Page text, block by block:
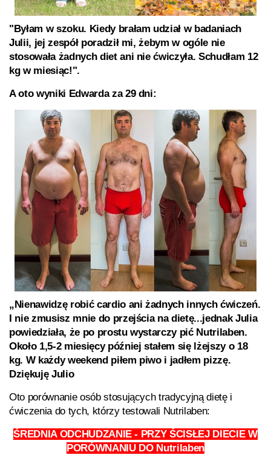
"Byłam w szoku. Kiedy brałam udział w badaniach
Julii, jej zespół poradził mi, żebym w ogóle nie
stosowała żadnych diet ani nie ćwiczyła. Schudłam 12
kg w miesiąc!".
A oto wyniki Edwarda za 29 dni:
„Nienawidzę robić cardio ani żadnych innych ćwiczeń.
I nie zmusisz mnie do przejścia na dietę...jednak Julia
powiedziała, że po prostu wystarczy pić Nutrilaben.
Około 1,5-2 miesięcy później stałem się lżejszy o 18
kg. W każdy weekend piłem piwo i jadłem pizzę.
Dziękuję Julio
Oto porównanie osób stosujących tradycyjną dietę i
ćwiczenia do tych, którzy testowali Nutrilaben:
ŚREDNIA ODCHUDZANIE - PRZY ŚCISŁEJ DIECIE W
PORÓWNANIU DO Nutrilaben